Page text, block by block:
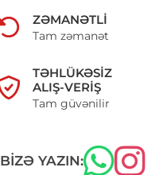
ZƏMANƏTLI
Tam zəmanət
TƏHLÜKƏSIZ
ALIŞ-VERIŞ
Tam güvənilir
BIZƏ YAZIN: